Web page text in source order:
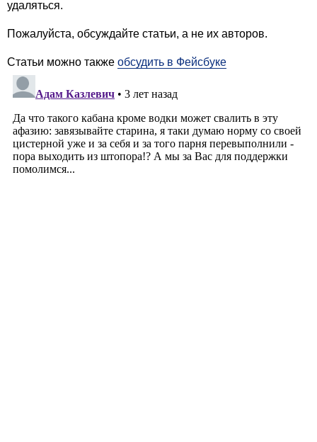
удаляться.
Пожалуйста, обсуждайте статьи, а не их авторов.
Статьи можно также обсудить в Фейсбуке